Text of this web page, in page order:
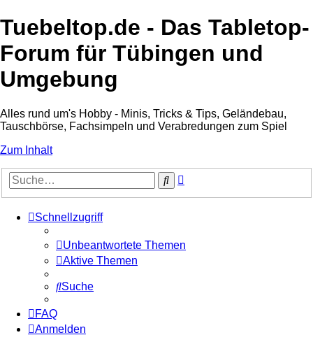
Tuebeltop.de - Das Tabletop-
Forum für Tübingen und
Umgebung
Alles rund um's Hobby - Minis, Tricks & Tips, Geländebau,
Tauschbörse, Fachsimpeln und Verabredungen zum Spiel
Zum Inhalt
Suche
Schnellzugriff
Unbeantwortete Themen
Aktive Themen
Suche
FAQ
Anmelden